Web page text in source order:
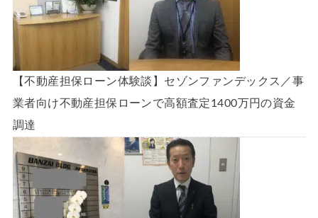
【不動産担保ローン体験談】セゾンファンデックス／事
業者向け不動産担保ローンで高額査定1400万円の資金
調達